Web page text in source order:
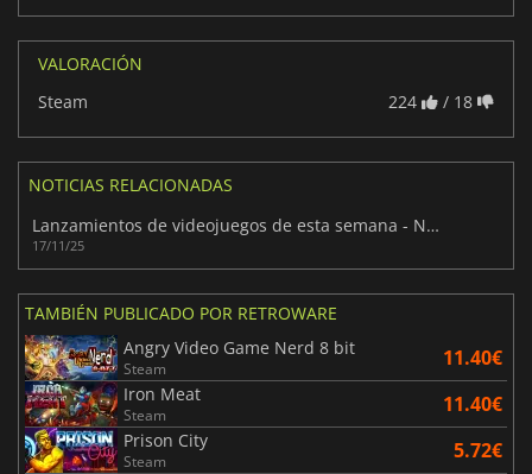
VALORACIÓN
Steam
224 / 18
NOTICIAS RELACIONADAS
Lanzamientos de videojuegos de esta semana - Noviembre 2025 (Semana 47)
17/11/25
TAMBIÉN PUBLICADO POR RETROWARE
Angry Video Game Nerd 8 bit
Steam 11.40€
Iron Meat
Steam 11.40€
Prison City
Steam 5.72€